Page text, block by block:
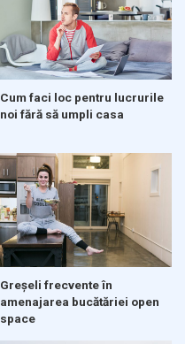
Cum faci loc pentru lucrurile
noi fără să umpli casa
Greșeli frecvente în
amenajarea bucătăriei open
space